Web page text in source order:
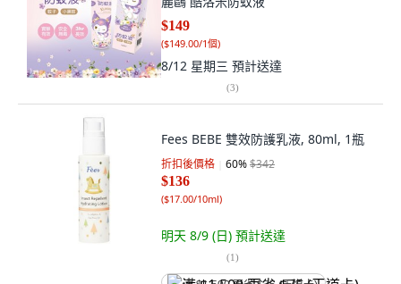
$149
($149.00/1個)
8/12 星期三 預計送達
(3)
Fees BEBE 雙效防護乳液, 80ml, 1瓶
折扣後價格 60%$342
$136
($17.00/10ml)
明天 8/9 (日) 預計送達
(1)